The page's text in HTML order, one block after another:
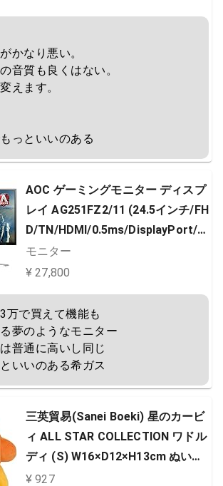
かなり悪い。
音質も良くはない。
えます。
っといいのある
AOC ゲーミングモニター ディスプ
レイ AG251FZ2/11 (24.5インチ/FH
D/TN/HDMI/0.5ms/DisplayPort/2
40Hz/フリッカーフリー/ローブル
ーモード)
モニター
¥ 27,800
万で買えて機能も
夢のようなモニター
普通に高いし同じ
いいのある希ガス
三英貿易(Sanei Boeki) 星のカービ
ィ ALL STAR COLLECTION ワドル
ディ (S) W16×D12×H13cm ぬいぐ
るみ KP02
¥ 927